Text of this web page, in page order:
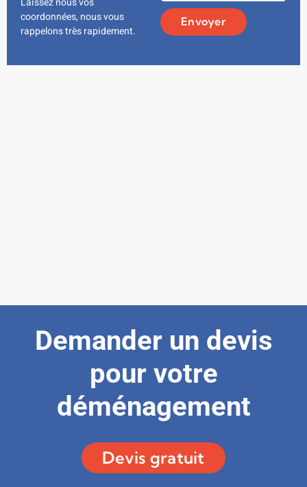
coordonnées, nous vous
rappelons très rapidement.
Envoyer
Demander un devis
pour votre
déménagement
Devis gratuit